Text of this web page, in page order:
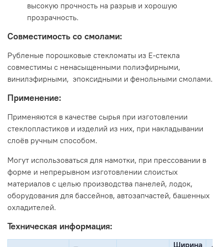
высокую прочность на разрыв и хорошую
прозрачность.
Совместимость со смолами:
Рубленые порошковые стекломаты из Е-стекла
совместимы с ненасыщенными полиэфирными,
винилэфирными, эпоксидными и фенольными смолами.
Применение:
Применяются в качестве сырья при изготовлении
стеклопластиков и изделий из них, при накладывании
слоёв ручным способом.
Могут использоваться для намотки, при прессовании в
форме и непрерывном изготовлении слоистых
материалов с целью производства панелей, лодок,
оборудования для бассейнов, автозапчастей, башенных
охладителей.
Техническая информация:
Ширина